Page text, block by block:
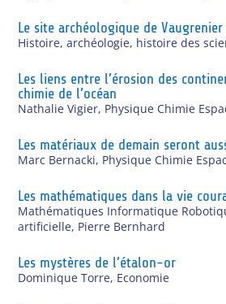
Le site archéologique de
Histoire, archéologie, histoire des
Les liens entre l’érosion des
chimie de l’océan
Nathalie Vigier, Physique Chimie
Les matériaux de demain seront
Marc Bernacki, Physique Chimie
Les mathématiques dans la vie
Mathématiques Informatique
artificielle, Pierre Bernhard
Les mystères de l’étalon-or
Dominique Torre, Economie